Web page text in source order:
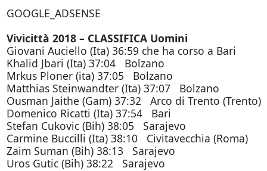
GOOGLE_ADSENSE
Vivicittà 2018 – CLASSIFICA Uomini
Giovani Auciello (Ita) 36:59 che ha corso a Bari
Khalid Jbari (Ita) 37:04 Bolzano
Mrkus Ploner (ita) 37:05 Bolzano
Matthias Steinwandter (Ita) 37:07 Bolzano
Ousman Jaithe (Gam) 37:32 Arco di Trento (Trento)
Domenico Ricatti (Ita) 37:54 Bari
Stefan Cukovic (Bih) 38:05 Sarajevo
Carmine Buccilli (Ita) 38:10 Civitavecchia (Roma)
Zaim Suman (Bih) 38:13 Sarajevo
Uros Gutic (Bih) 38:22 Sarajevo